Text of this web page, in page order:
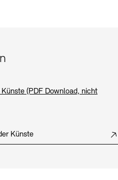
(PDF Download, nicht
Künste